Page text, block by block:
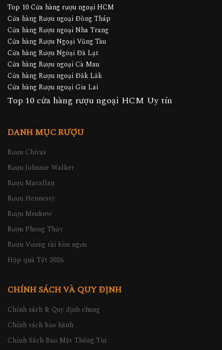
Top 10 Cửa hàng rượu ngoại HCM
Cửa hàng Rượu ngoại Đồng Tháp
Cửa hàng Rượu ngoại Nha Trang
Cửa hàng Rượu Ngoại Vũng Tàu
Cửa hàng Rượu Ngoại Đà Lạt
Cửa hàng Rượu ngoại Cà Mau
Cửa hàng Rượu ngoại Đăk Lăk
Cửa hàng Rượu ngoại Gia Lai
Top 10 cửa hàng rượu ngoại HCM Uy tín
DANH MỤC RƯỢU
Rượu Chivas
Rượu Johnnie Walker
Rượu Macallan
Rượu Hennessy
Rượu Meukow
Rượu Phong Thủy
Rượu Vương tài kim ngưu
Hộp quà Tết 2026
CHÍNH SÁCH VÀ QUY ĐỊNH
Chính sách & Quy định chung
Chính sách bảo hành
Chính Sách Bảo Mật Thông Tin